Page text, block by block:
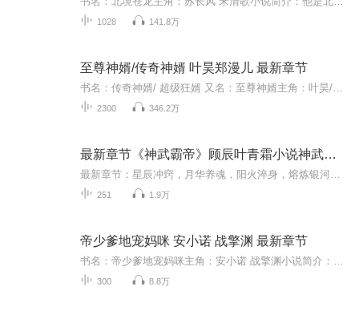
1028 141.8万
至尊神婿/传奇神婿 叶昊郑漫儿 最新章节
2300 346.2万
最新章节《神武霸帝》顾辰叶青霜小说神武霸帝
251 1.9万
帝少爹地宠妈咪 安小诺 战擎渊 最新章节
300 8.8万